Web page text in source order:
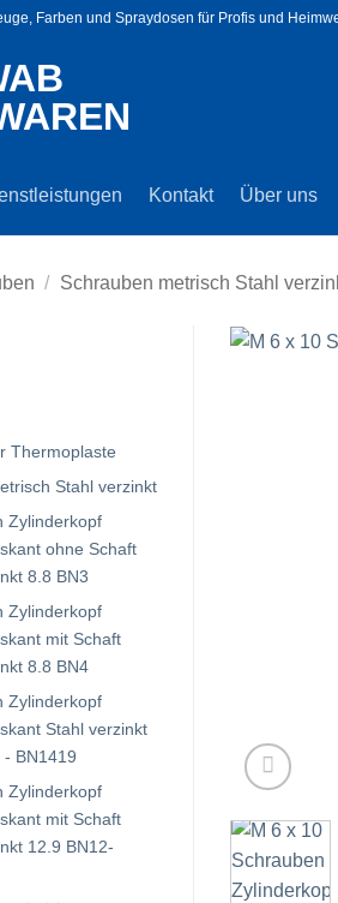
Farben und Spraydosen für Profis und
Kontakt Über uns
/ Schrauben metrisch Stahl
Thermoplaste
Stahl verzinkt
Zylinderkopf
ohne Schaft
8.8 BN3
Zylinderkopf
mit Schaft
8.8 BN4
Zylinderkopf
Stahl verzinkt
- BN1419
Zylinderkopf
mit Schaft
12.9 BN12-